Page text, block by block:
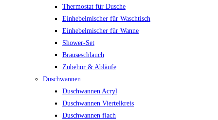
Thermostat für Dusche
Einhebelmischer für Waschtisch
Einhebelmischer für Wanne
Shower-Set
Brauseschlauch
Zubehör & Abläufe
Duschwannen
Duschwannen Acryl
Duschwannen Viertelkreis
Duschwannen flach